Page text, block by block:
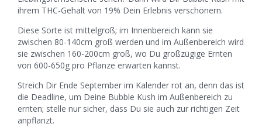
ihrem THC-Gehalt von 19% Dein Erlebnis verschönern.
Diese Sorte ist mittelgroß; im Innenbereich kann sie
zwischen 80-140cm groß werden und im Außenbereich wird
sie zwischen 160-200cm groß, wo Du großzügige Ernten
von 600-650g pro Pflanze erwarten kannst.
Streich Dir Ende September im Kalender rot an, denn das ist
die Deadline, um Deine Bubble Kush im Außenbereich zu
ernten; stelle nur sicher, dass Du sie auch zur richtigen Zeit
anpflanzt.